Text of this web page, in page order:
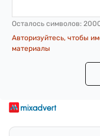
Осталось символов:
Авторизуйтесь, чтобы
материалы